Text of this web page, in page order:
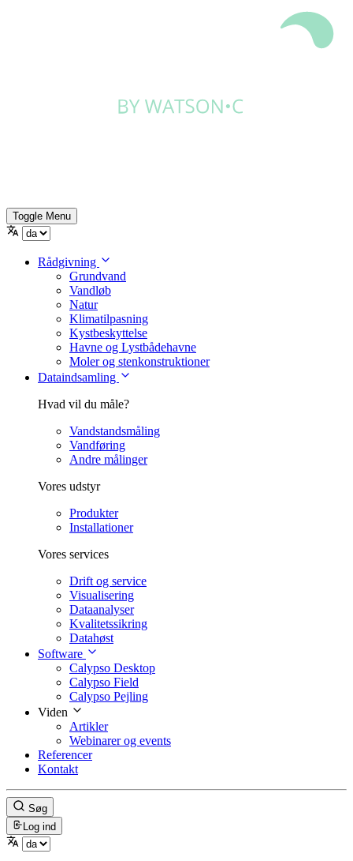
Toggle Menu
Rådgivning
Grundvand
Vandløb
Natur
Klimatilpasning
Kystbeskyttelse
Havne og Lystbådehavne
Moler og stenkonstruktioner
Dataindsamling
Hvad vil du måle?
Vandstandsmåling
Vandføring
Andre målinger
Vores udstyr
Produkter
Installationer
Vores services
Drift og service
Visualisering
Dataanalyser
Kvalitetssikring
Datahøst
Software
Calypso Desktop
Calypso Field
Calypso Pejling
Viden
Artikler
Webinarer og events
Referencer
Kontakt
Søg
Log ind